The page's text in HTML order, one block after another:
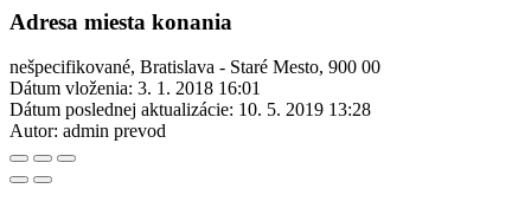
Adresa miesta konania
nešpecifikované, Bratislava - Staré Mesto, 900 00
Dátum vloženia: 3. 1. 2018 16:01
Dátum poslednej aktualizácie: 10. 5. 2019 13:28
Autor: admin prevod